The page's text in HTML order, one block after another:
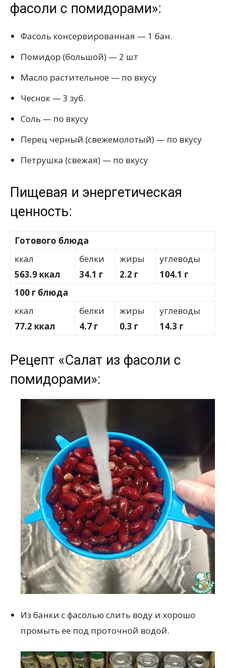
фасоли с помидорами»:
Фасоль консервированная — 1 бан.
Помидор (большой) — 2 шт
Масло растительное — по вкусу
Чеснок — 3 зуб.
Соль — по вкусу
Перец черный (свежемолотый) — по вкусу
Петрушка (свежая) — по вкусу
Пищевая и энергетическая
ценность:
Готового блюда
ккал
563.9 ккал
белки
34.1 г
жиры
2.2 г
углеводы
104.1 г
100 г блюда
ккал
77.2 ккал
белки
4.7 г
жиры
0.3 г
углеводы
14.3 г
Рецепт «Салат из фасоли с
помидорами»:
Из банки с фасолью слить воду и хорошо
промыть ее под проточной водой.